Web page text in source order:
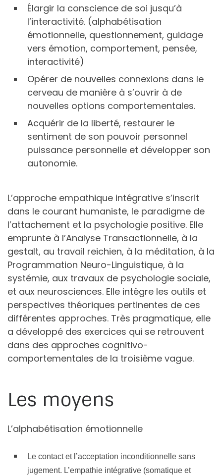
Élargir la conscience de soi jusqu’à
l’interactivité. (alphabétisation
émotionnelle, questionnement, guidage
vers émotion, comportement, pensée,
interactivité)
Opérer de nouvelles connexions dans le
cerveau de manière à s’ouvrir à de
nouvelles options comportementales.
Acquérir de la liberté, restaurer le
sentiment de son pouvoir personnel
puissance personnelle et développer son
autonomie.
L’approche empathique intégrative s’inscrit
dans le courant humaniste, le paradigme de
l’attachement et la psychologie positive. Elle
emprunte à l’Analyse Transactionnelle, à la
gestalt, au travail reichien, à la méditation, à la
Programmation Neuro-Linguistique, à la
systémie, aux travaux de psychologie sociale,
et aux neurosciences. Elle intègre les outils et
perspectives théoriques pertinentes de ces
différentes approches. Très pragmatique, elle
a développé des exercices qui se retrouvent
dans des approches cognitivo-
comportementales de la troisième vague.
Les moyens
L’alphabétisation émotionnelle
Le contact et l’acceptation inconditionnelle sans
jugement. L’empathie intégrative (somatique et